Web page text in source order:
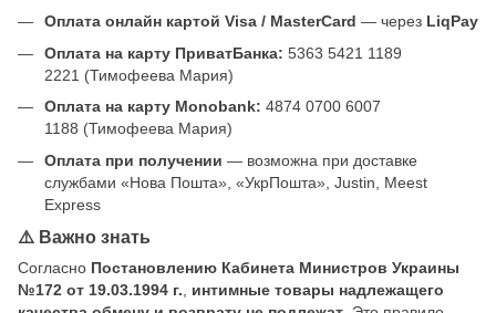
Оплата онлайн картой Visa / MasterCard — через LiqPay
Оплата на карту ПриватБанка: 5363 5421 1189
2221 (Тимофеева Мария)
Оплата на карту Monobank: 4874 0700 6007
1188 (Тимофеева Мария)
Оплата при получении — возможна при доставке
службами «Нова Пошта», «УкрПошта», Justin, Meest
Express
⚠️ Важно знать
Согласно Постановлению Кабинета Министров Украины
№172 от 19.03.1994 г.
интимные товары надлежащего